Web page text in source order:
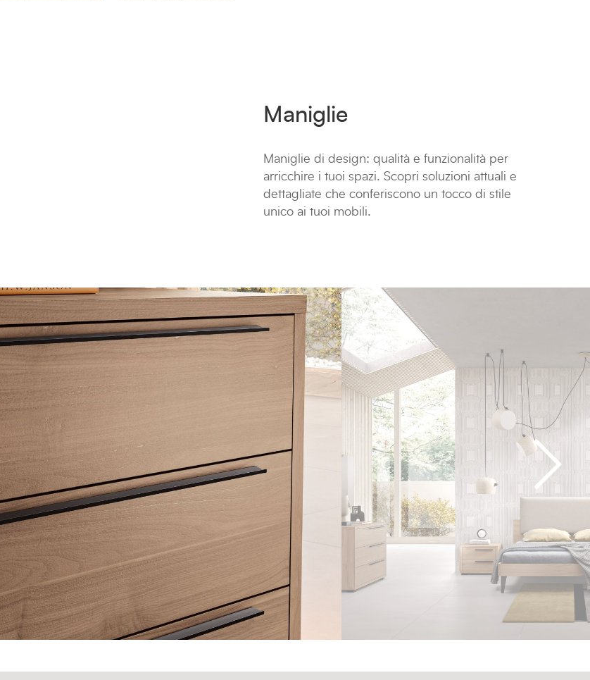
Maniglie
Maniglie di design: qualità e funzionalità per
arricchire i tuoi spazi. Scopri soluzioni attuali e
dettagliate che conferiscono un tocco di stile
unico ai tuoi mobili.